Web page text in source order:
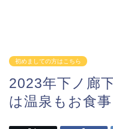
初めましての方はこちら
2023年下ノ廊
は温泉もお食